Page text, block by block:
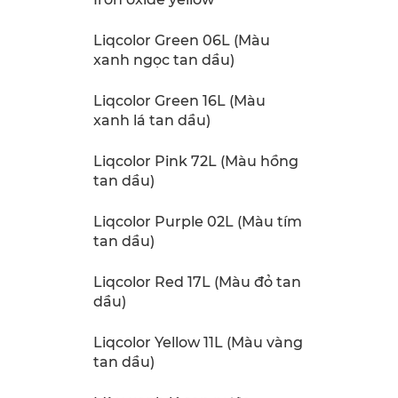
Liqcolor Green 06L (Màu
xanh ngọc tan dầu)
Liqcolor Green 16L (Màu
xanh lá tan dầu)
Liqcolor Pink 72L (Màu hồng
tan dầu)
Liqcolor Purple 02L (Màu tím
tan dầu)
Liqcolor Red 17L (Màu đỏ tan
dầu)
Liqcolor Yellow 11L (Màu vàng
tan dầu)